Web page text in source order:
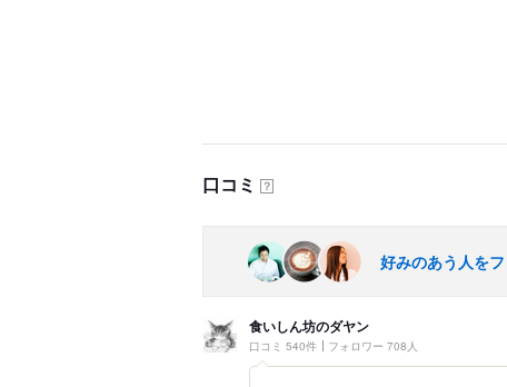
口コミ ？
好みのあう人を
食いしん坊のダヤン
口コミ 540件 フォロワー 708人